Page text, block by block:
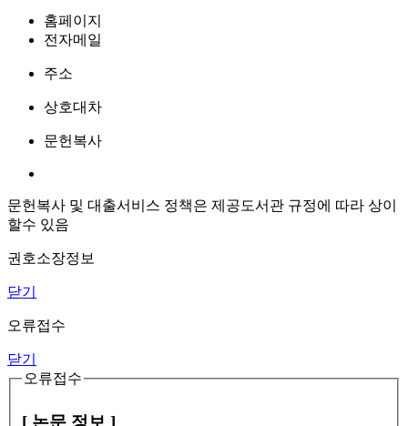
홈페이지
전자메일
주소
상호대차
문헌복사
문헌복사 및 대출서비스 정책은 제공도서관 규정에 따라 상이
할수 있음
권호소장정보
닫기
오류접수
닫기
오류접수
[ 논문 정보 ]